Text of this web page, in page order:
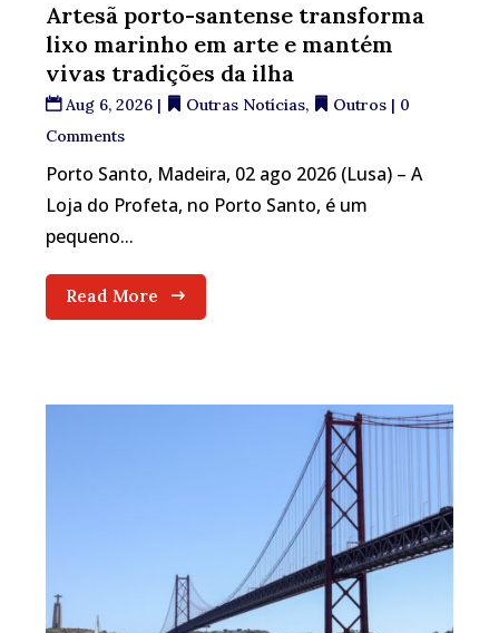
Artesã porto-santense transforma
lixo marinho em arte e mantém
vivas tradições da ilha
Aug 6, 2026 | Outras Notícias, Outros | 0
Comments
Porto Santo, Madeira, 02 ago 2026 (Lusa) – A
Loja do Profeta, no Porto Santo, é um
pequeno...
Read More